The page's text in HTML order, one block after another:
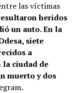
las víctimas
heridos
un auto. En la
siete
a
la ciudad de
muerto y dos